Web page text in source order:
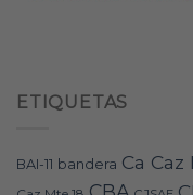
ETIQUETAS
BAI-11 bandera Ca Caz